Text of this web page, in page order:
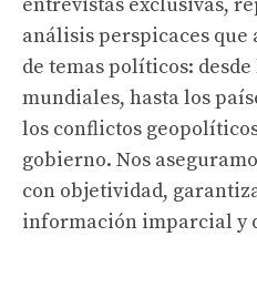
entrevistas exclusivas,
análisis perspicaces
de temas políticos:
mundiales, hasta los
los conflictos
gobierno. Nos
con objetividad,
información imparcial y